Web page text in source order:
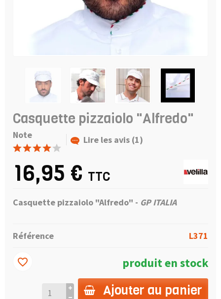
Casquette pizzaiolo "Alfredo"
Note Lire les avis (1)
16,95 € TTC
Casquette pizzaiolo "Alfredo" - GP ITALIA
Référence L371
produit en stock
Ajouter au panier
favorite_border